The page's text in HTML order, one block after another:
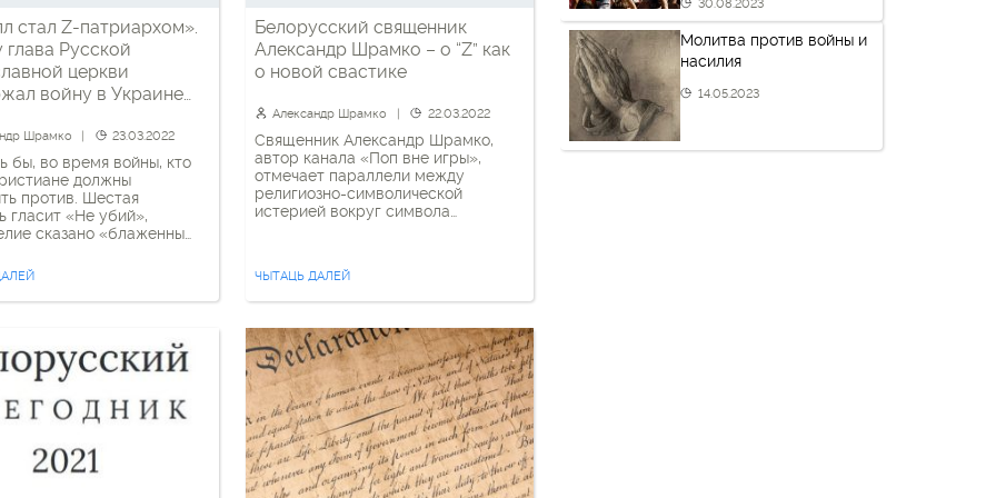
стал Z-патриархом».
глава Русской
церкви
войну в Украине
Шрамко 23.03.2022
бы, во время войны, кто
должны
против. Шестая
гласит «Не убий»,
сказано «блаженны
православные
Украины, Беларуси
ждали от руководства
действий.
проповедях глава
православной церкви
власть. Как и почему
обсуждаем
Александром
полностью
Белорусский священник
Александр Шрамко – о “Z” как
о новой свастике
Александр Шрамко 22.03.2022
Священник Александр Шрамко,
автор канала «Поп вне игры»,
отмечает параллели между
религиозно-символической
истерией вокруг символа
нацистской свастики. Он
анализирует на примере
Тюренкова, принадлежащего к
православной субкультуре, как
развивается сакрализация этого
знака, Буквы Зю: Живем во
времена лжи, самой наглой,
грубой […]
ЧЫТАЦЬ ДАЛЕЙ
30.08.2023
Молитва против войны и
насилия
14.05.2023